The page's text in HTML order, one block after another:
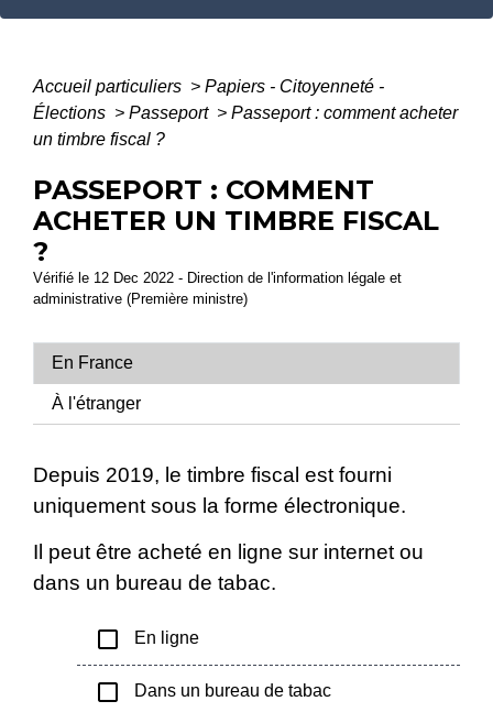
Accueil particuliers > Papiers - Citoyenneté -
Élections > Passeport > Passeport : comment acheter
un timbre fiscal ?
PASSEPORT : COMMENT
ACHETER UN TIMBRE FISCAL
?
Vérifié le 12 Dec 2022 - Direction de l'information légale et
administrative (Première ministre)
En France
À l'étranger
Depuis 2019, le timbre fiscal est fourni
uniquement sous la forme électronique.
Il peut être acheté en ligne sur internet ou
dans un bureau de tabac.
check_box_outline_blank En ligne
check_box_outline_blank Dans un bureau de tabac